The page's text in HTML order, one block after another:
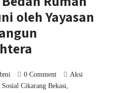
oleh Yayasan
0 Comment
Aksi
Cikarang Bekasi,